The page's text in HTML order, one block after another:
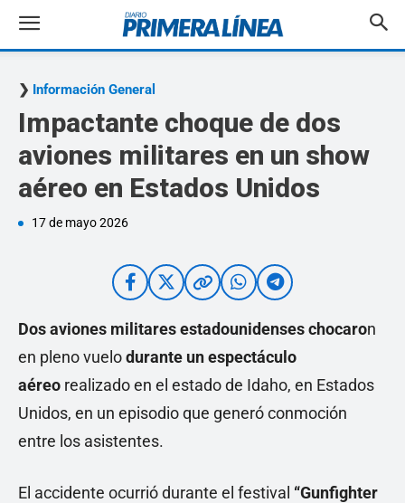
Información General
Impactante choque de dos
aviones militares en un show
aéreo en Estados Unidos
17 de mayo 2026
Dos aviones militares estadounidenses chocaron
en pleno vuelodurante un espectáculo
aéreo realizado en el estado de Idaho, en Estados
Unidos, en un episodio que generó conmoción
entre los asistentes.
El accidente ocurrió durante el festival “Gunfighter